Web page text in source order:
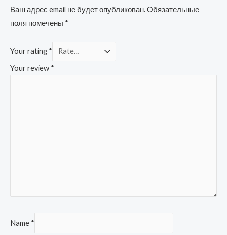
Ваш адрес email не будет опубликован.Обязательные
поля помечены *
Your rating *
Your review *
Name *